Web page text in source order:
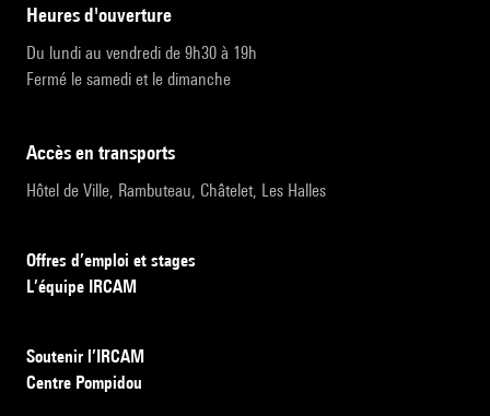
heures d'ouverture
Du lundi au vendredi de 9h30 à 19h
Fermé le samedi et le dimanche
accès en transports
Hôtel de Ville, Rambuteau, Châtelet, Les Halles
Offres d’emploi et stages
L’équipe IRCAM
Soutenir l’IRCAM
Centre Pompidou